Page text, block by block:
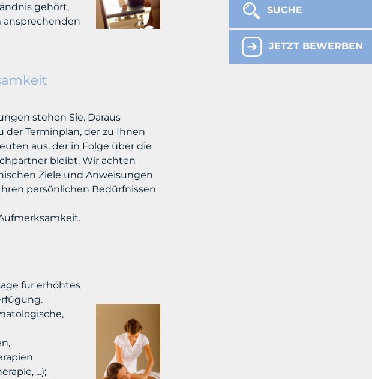
SUCHE
JETZT BEWERBEN
gehört,
ansprechenden
stehen Sie. Daraus
der Terminplan, der zu Ihnen
aus, der in Folge über die
bleibt. Wir achten
Ziele und Anweisungen
persönlichen Bedürfnissen
für erhöhtes
...);